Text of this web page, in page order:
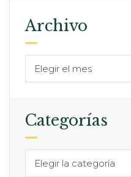
Archivo
Categorías